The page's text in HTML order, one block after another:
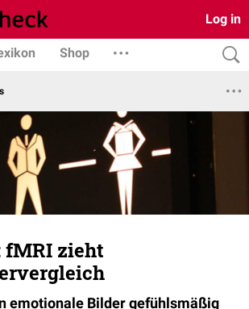
Log in
Shop
fMRI zieht
emotionale Bilder gefühlsmäßig